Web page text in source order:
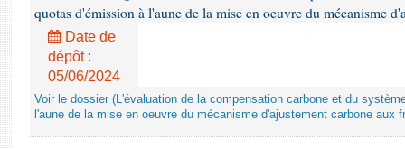
quotas d'émission à l'aune de la mise en oeuvre du mécanisme
Date de
dépôt :
05/06/2024
Voir le dossier (L'évaluation de la compensation carbone et du
l'aune de la mise en oeuvre du mécanisme d'ajustement carbone aux